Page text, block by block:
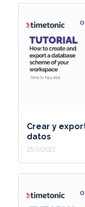
Crear y
datos
25/3/2022